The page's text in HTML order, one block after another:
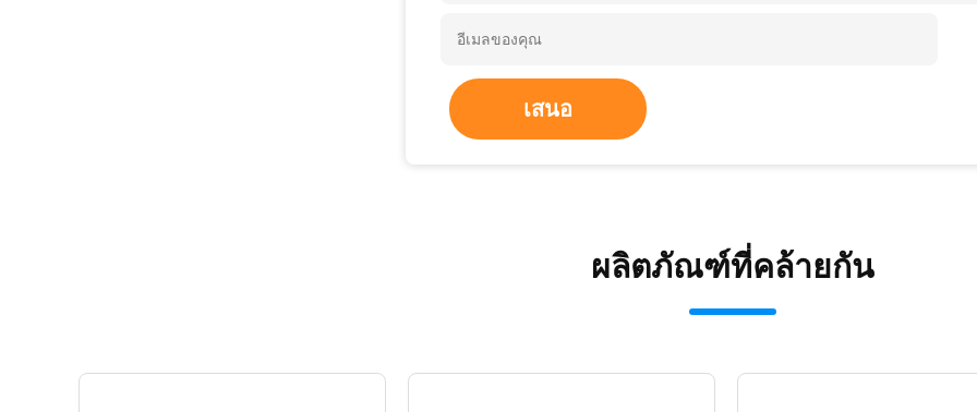
เสนอ
ผลิตภัณฑ์ที่คล้ายกัน